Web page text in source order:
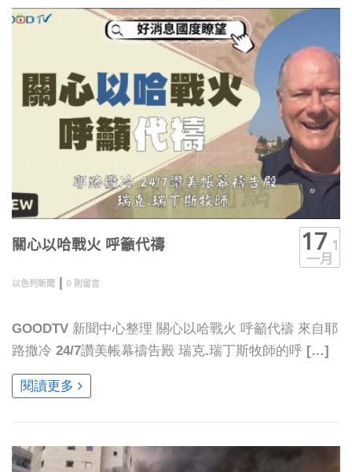
關心以哈戰火 呼籲代禱
以色列新聞 0 則留言
17 1
一月
GOODTV 新聞中心整理 關心以哈戰火 呼籲代禱 來自耶
路撒冷 24/7讚美帳幕禱告殿 瑞克.瑞丁斯牧師的呼 […]
閱讀更多